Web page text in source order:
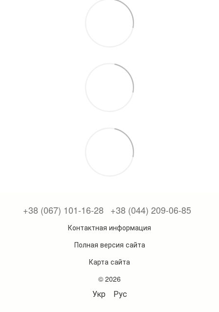
+38 (067) 101-16-28 +38 (044) 209-06-85
Контактная информация
Полная версия сайта
Карта сайта
© 2026
Укр Рус